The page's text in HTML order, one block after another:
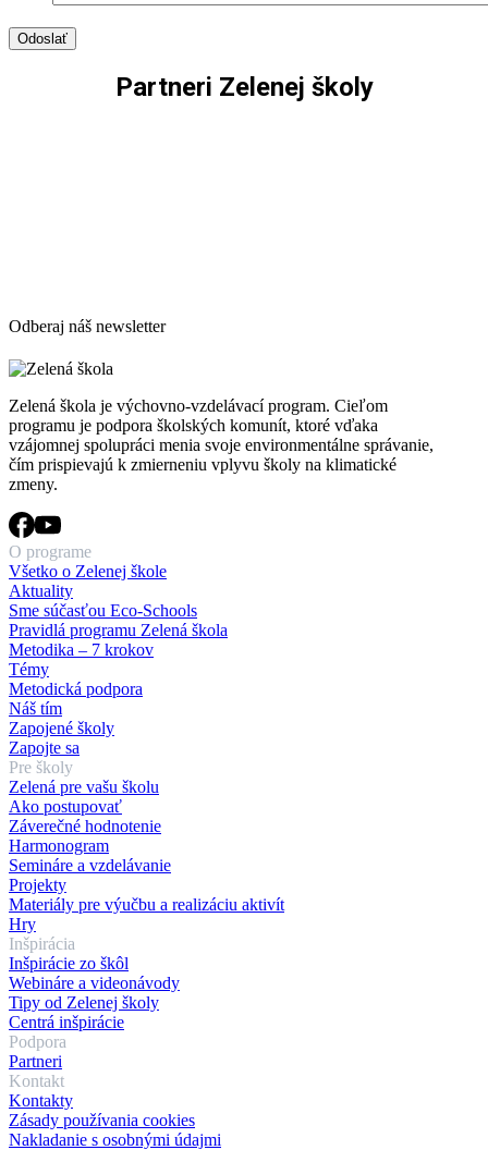
Partneri Zelenej školy
Odberaj náš newsletter
Zelená škola je výchovno-vzdelávací program. Cieľom
programu je podpora školských komunít, ktoré vďaka
vzájomnej spolupráci menia svoje environmentálne správanie,
čím prispievajú k zmierneniu vplyvu školy na klimatické
zmeny.
O programe
Všetko o Zelenej škole
Aktuality
Sme súčasťou Eco-Schools
Pravidlá programu Zelená škola
Metodika – 7 krokov
Témy
Metodická podpora
Náš tím
Zapojené školy
Zapojte sa
Pre školy
Zelená pre vašu školu
Ako postupovať
Záverečné hodnotenie
Harmonogram
Semináre a vzdelávanie
Projekty
Materiály pre výučbu a realizáciu aktivít
Hry
Inšpirácia
Inšpirácie zo škôl
Webináre a videonávody
Tipy od Zelenej školy
Centrá inšpirácie
Podpora
Partneri
Kontakt
Kontakty
Zásady používania cookies
Nakladanie s osobnými údajmi